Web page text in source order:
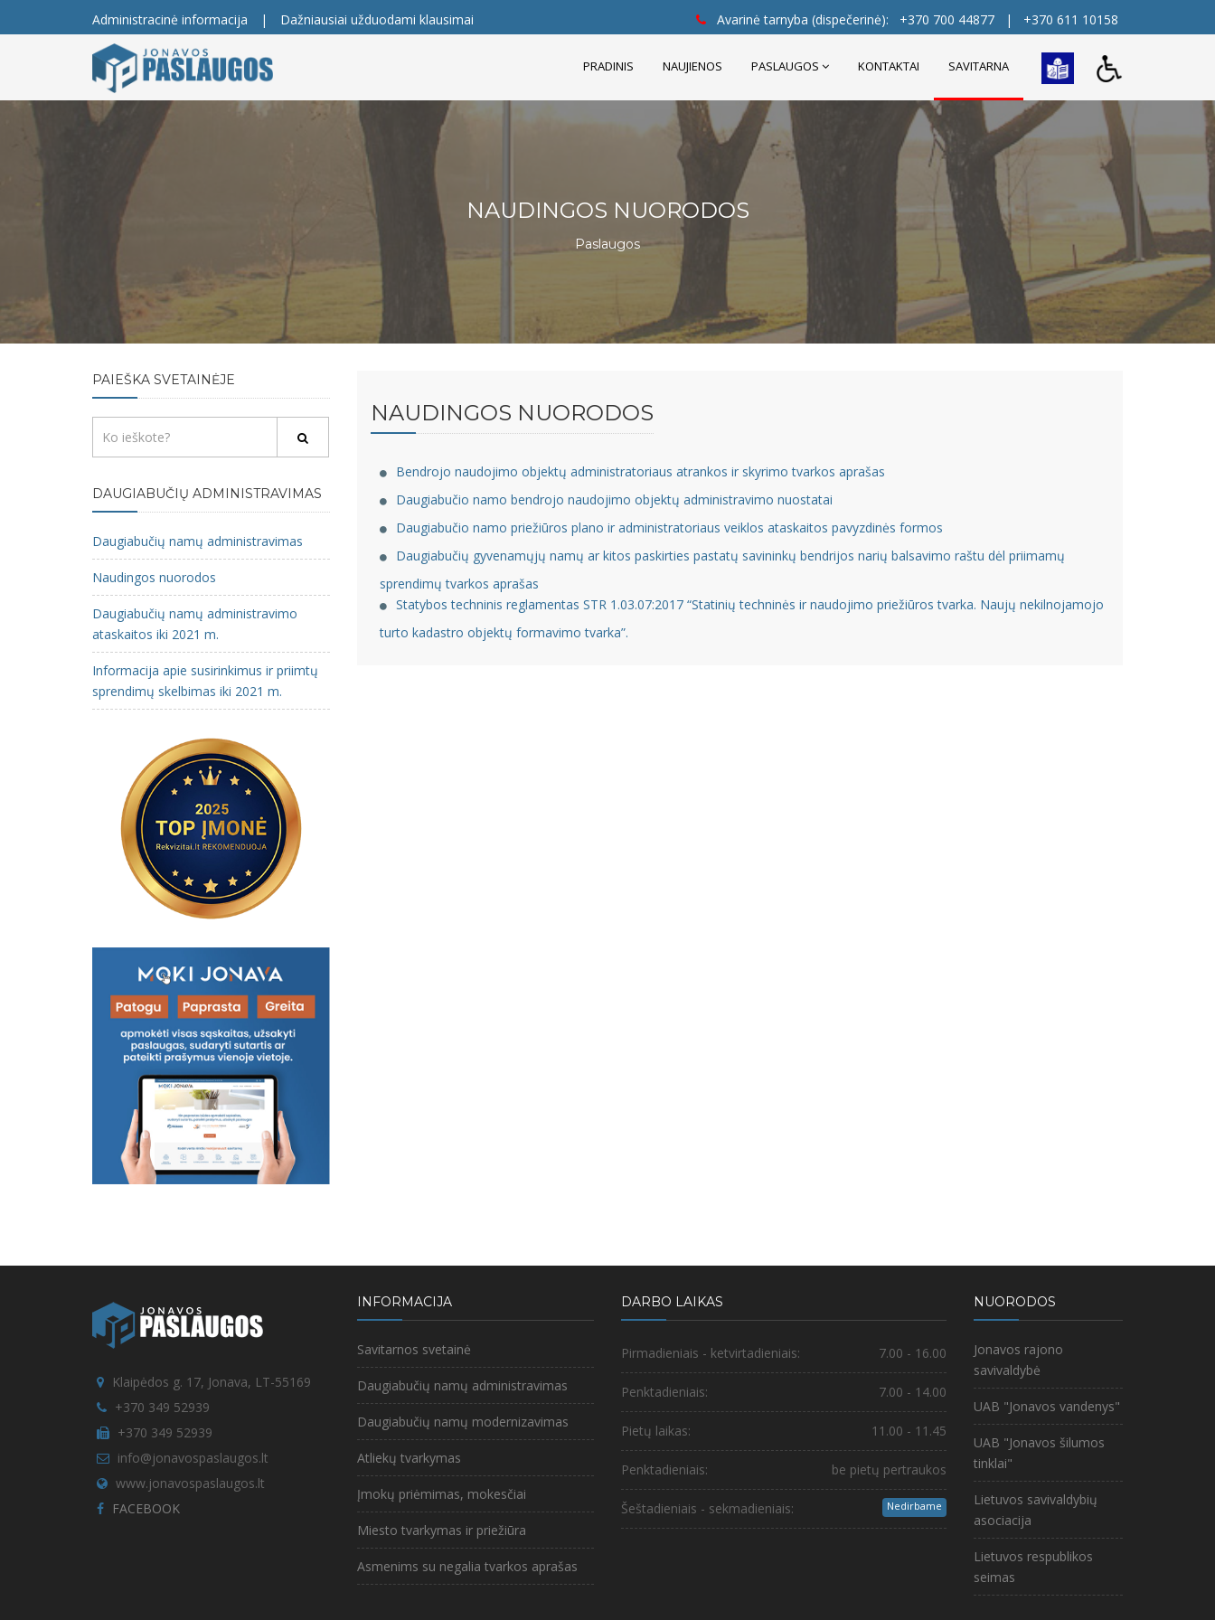
Administracinė informacija | Dažniausiai užduodami klausimai Avarinė tarnyba (dispečerinė): +370 700 44877 | +370 611 10158
PRADINIS NAUJIENOS PASLAUGOS KONTAKTAI SAVITARNA
NAUDINGOS NUORODOS
Paslaugos
NAUDINGOS NUORODOS
Bendrojo naudojimo objektų administratoriaus atrankos ir skyrimo tvarkos aprašas
Daugiabučio namo bendrojo naudojimo objektų administravimo nuostatai
Daugiabučio namo priežiūros plano ir administratoriaus veiklos ataskaitos pavyzdinės formos
Daugiabučių gyvenamųjų namų ar kitos paskirties pastatų savininkų bendrijos narių balsavimo raštu dėl priimamų
sprendimų tvarkos aprašas
Statybos techninis reglamentas STR 1.03.07:2017 “Statinių techninės ir naudojimo priežiūros tvarka. Naujų nekilnojamojo
turto kadastro objektų formavimo tvarka”.
PAIEŠKA SVETAINĖJE
DAUGIABUČIŲ ADMINISTRAVIMAS
Daugiabučių namų administravimas
Naudingos nuorodos
Daugiabučių namų administravimo
ataskaitos iki 2021 m.
Informacija apie susirinkimus ir priimtų
sprendimų skelbimas iki 2021 m.
Klaipėdos g. 17, Jonava, LT-55169
+370 349 52939
+370 349 52939
info@jonavospaslaugos.lt
www.jonavospaslaugos.lt
FACEBOOK
INFORMACIJA
Savitarnos svetainė
Daugiabučių namų administravimas
Daugiabučių namų modernizavimas
Atliekų tvarkymas
Įmokų priėmimas, mokesčiai
Miesto tvarkymas ir priežiūra
Asmenims su negalia tvarkos aprašas
DARBO LAIKAS
Pirmadieniais - ketvirtadieniais: 7.00 - 16.00
Penktadieniais: 7.00 - 14.00
Pietų laikas: 11.00 - 11.45
Penktadieniais: be pietų pertraukos
Šeštadieniais - sekmadieniais: Nedirbame
NUORODOS
Jonavos rajono
savivaldybė
UAB "Jonavos vandenys"
UAB "Jonavos šilumos
tinklai"
Lietuvos savivaldybių
asociacija
Lietuvos respublikos
seimas